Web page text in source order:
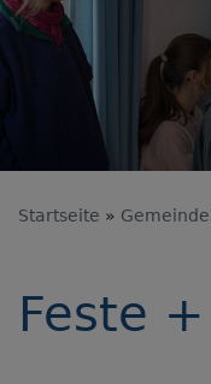
Startseite
Feste